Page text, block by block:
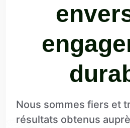
Nous sommes fiers et
résultats obtenus